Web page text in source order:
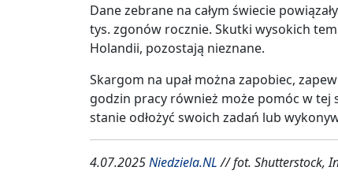
Dane zebrane na całym świecie
tys. zgonów rocznie. Skutki wysokich
Holandii, pozostają nieznane.
Skargom na upał można zapobiec,
godzin pracy również może pomóc w tej
stanie odłożyć swoich zadań lub
4.07.2025Niedziela.NL// fot. Shutterstock,